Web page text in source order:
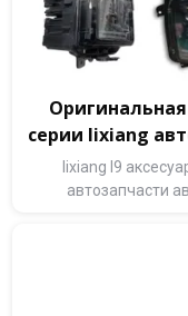
серии lixiang
lixiang l9
автозапчасти